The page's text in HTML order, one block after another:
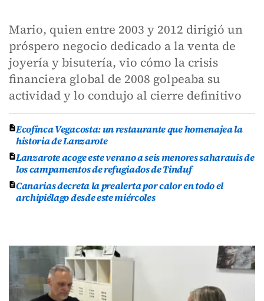
Mario, quien entre 2003 y 2012 dirigió un
próspero negocio dedicado a la venta de
joyería y bisutería, vio cómo la crisis
financiera global de 2008 golpeaba su
actividad y lo condujo al cierre definitivo
Ecofinca Vegacosta: un restaurante que homenajea la
historia de Lanzarote
Lanzarote acoge este verano a seis menores saharauis de
los campamentos de refugiados de Tinduf
Canarias decreta la prealerta por calor en todo el
archipiélago desde este miércoles